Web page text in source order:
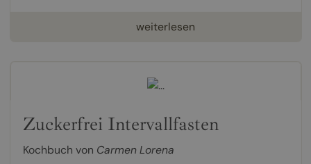
weiterlesen
Zuckerfrei Intervallfasten
Kochbuch von Carmen Lorena